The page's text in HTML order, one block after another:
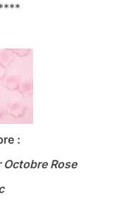
:
Octobre Rose